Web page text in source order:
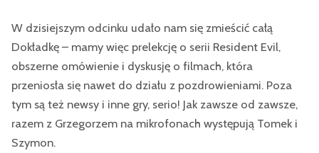
W dzisiejszym odcinku udało nam się zmieścić całą
Dokładkę – mamy więc prelekcję o serii Resident Evil,
obszerne omówienie i dyskusję o filmach, która
przeniosła się nawet do działu z pozdrowieniami. Poza
tym są też newsy i inne gry, serio! Jak zawsze od zawsze,
razem z Grzegorzem na mikrofonach występują Tomek i
Szymon.